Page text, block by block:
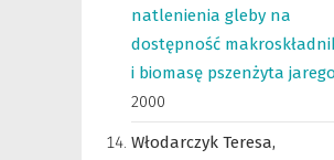
natlenienia gleby na
dostępność
i biomasę pszenżyta
2000
Włodarczyk Teresa,